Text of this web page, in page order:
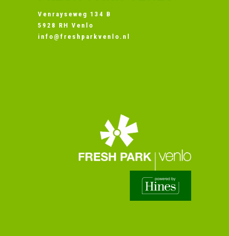
Venrayseweg 134 B
5928 RH Venlo
info@freshparkvenlo.nl